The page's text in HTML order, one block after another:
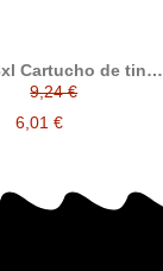
Cartucho de tinta
compatible
9,24 €
6,01 €